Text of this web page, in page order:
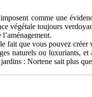
comme une
végétale toujours
fait que vous pouvez
naturels ou luxuriants,
: Nortene sait plus